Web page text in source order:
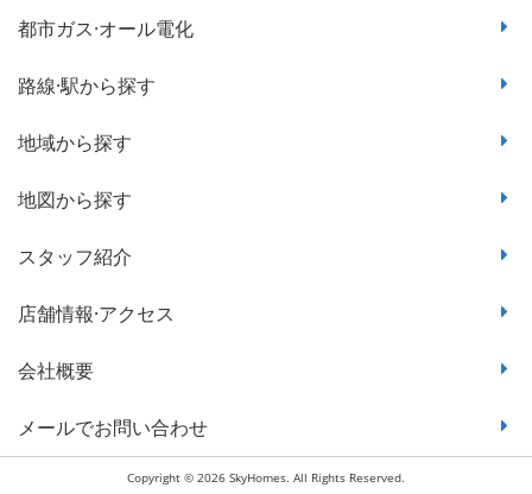
都市ガス·オール電化
路線·駅から探す
地域から探す
地図から探す
スタッフ紹介
店舗情報·アクセス
会社概要
メールでお問い合わせ
Copyright © 2026 SkyHomes. All Rights Reserved.